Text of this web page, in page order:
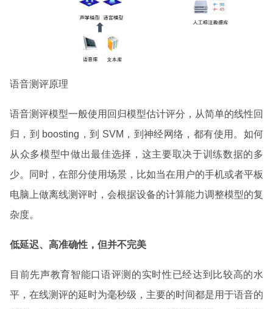
语音测评原理
语音测评模型一般使用回归模型估计评分，从简单的线性回
归，到 boosting，到 SVM，到神经网络，都有使用。如何
从众多模型中做出最佳选择，这主要取决于训练数据的多
少。同时，在部分使用场景，比如当在用户的手机或者平板
电脑上做离线测评时，会根据设备的计算能力调整模型的复
杂度。
低延迟、高准确性，但并不完美
目前先声教育智能口语评测的实时性已经达到比较高的水
平，在线测评的延时为毫秒级，主要的时间都是用于语音的